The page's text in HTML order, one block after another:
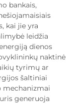
bankais,
kai jie yra
leidžia
dienos
naktinė
tyrimų ar
šaltiniai
mechanizmai
generuoja